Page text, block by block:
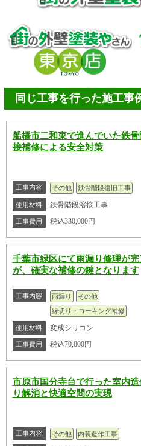
同じ工事を行った施工事
船橋市二和東で進んでいた鉄
接補修による安全対策
工事内容 その他 鉄骨階段復旧工事
使用材料 鉄骨階段溶接工事
工事費用 税込330,000円
千葉市緑区にて雨漏り修理が
が、確実な補修の鍵となります
工事内容 雨漏り
その他
縁切り・コーキング補修
使用材料 変成シリコン
工事費用 税込70,000円
市原市国分寺台で行った室内
り解消と快適空間の実現
工事内容 その他 内装造作工事